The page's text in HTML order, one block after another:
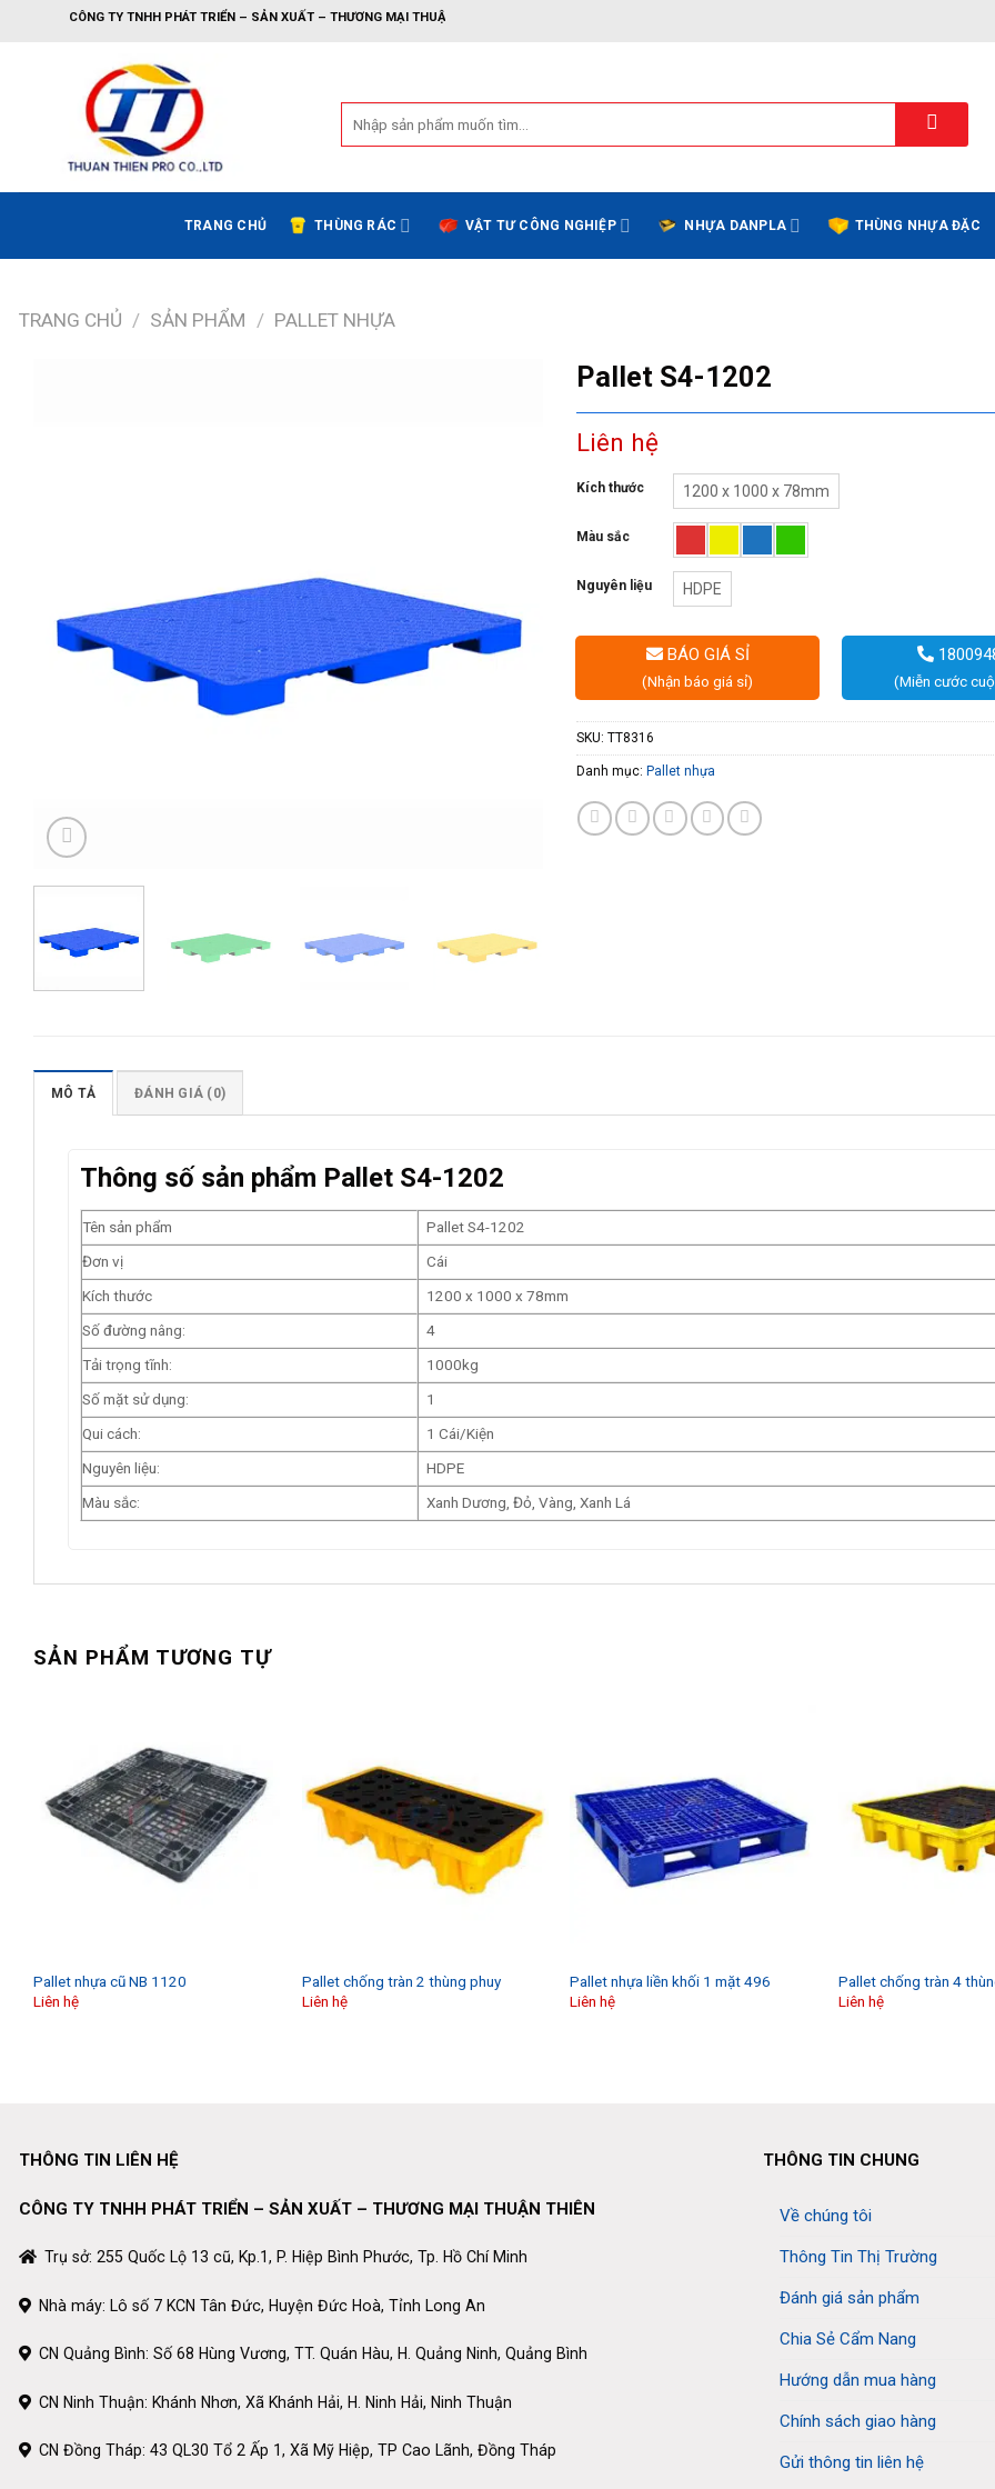
CÔNG TY TNHH PHÁT TRIỂN – SẢN XUẤT – THƯƠNG MẠI THUẬN THIÊN
kiếm:
TRANG CHỦ THÙNG RÁC VẬT TƯ CÔNG NGHIỆP NHỰA DANPLA THÙNG NHỰA ĐẶC
TRANG CHỦ / SẢN PHẨM / PALLET NHỰA
Pallet S4-1202
Liên hệ
Kích thước 1200 x 1000 x 78mm
Màu sắc
Nguyên liệu HDPE
BÁO GIÁ SỈ
(Nhận báo giá sỉ) (Miễn cước
SKU: TT8316
Danh mục: Pallet nhựa
MÔ TẢ ĐÁNH GIÁ (0)
Thông số sản phẩm Pallet S4-1202
Tên sản phẩm
Pallet S4-1202
Đơn vị
Cái
Kích thước
1200 x 1000 x 78mm
Số đường nâng:
4
Tải trọng tĩnh:
1000kg
Số mặt sử dụng:
1
Qui cách:
1 Cái/Kiện
Nguyên liệu:
HDPE
Màu sắc:
Xanh Dương, Đỏ, Vàng , Xanh Lá
SẢN PHẨM TƯƠNG TỰ
Pallet nhựa cũ NB 1120
Liên hệ
Pallet chống tràn 2 thùng phuy
Liên hệ
Pallet nhựa liền khối 1 mặt 496
Liên hệ
Pallet chống tràn 4
Liên hệ
THÔNG TIN LIÊN HỆ
CÔNG TY TNHH PHÁT TRIỂN – SẢN XUẤT – THƯƠNG MẠI THUẬN THIÊN
Trụ sở: 255 Quốc Lộ 13 cũ, Kp.1, P. Hiệp Bình Phước, Tp. Hồ Chí Minh
Nhà máy: Lô số 7 KCN Tân Đức, Huyện Đức Hoà, Tỉnh Long An
CN Quảng Bình: Số 68 Hùng Vương, TT. Quán Hàu, H. Quảng Ninh, Quảng Bình
CN Ninh Thuận: Khánh Nhơn, Xã Khánh Hải, H. Ninh Hải, Ninh Thuận
CN Đồng Tháp: 43 QL30 Tổ 2 Ấp 1, Xã Mỹ Hiệp, TP Cao Lãnh, Đồng Tháp
THÔNG TIN CHUNG
Về chúng tôi
Thông Tin Thị Trường
Đánh giá sản phẩm
Chia Sẻ Cẩm Nang
Hướng dẫn mua hàng
Chính sách giao hàng
Gửi thông tin liên hệ